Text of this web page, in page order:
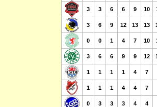
3 3 6 6 9 10
3 6 9 12 13 13
0 0 1 4 7 10
3 6 6 9 9 12
1 1 1 1 4 7
1 1 1 4 4 7
0 3 3 3 4 4